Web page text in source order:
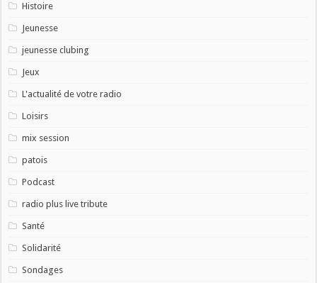
Histoire
Jeunesse
jeunesse clubing
Jeux
L'actualité de votre radio
Loisirs
mix session
patois
Podcast
radio plus live tribute
Santé
Solidarité
Sondages